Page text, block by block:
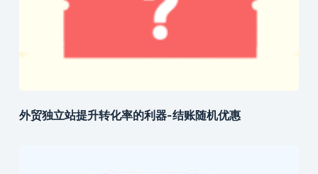
外贸独立站提升转化率的利器-结账随机优惠